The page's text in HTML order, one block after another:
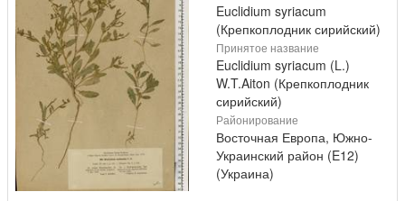
Euclidium syriacum
(Крепкоплодник сирийский)
Принятое название
Euclidium syriacum (L.)
W.T.Aiton (Крепкоплодник
сирийский)
Районирование
Восточная Европа, Южно-
Украинский район (E12)
(Украина)